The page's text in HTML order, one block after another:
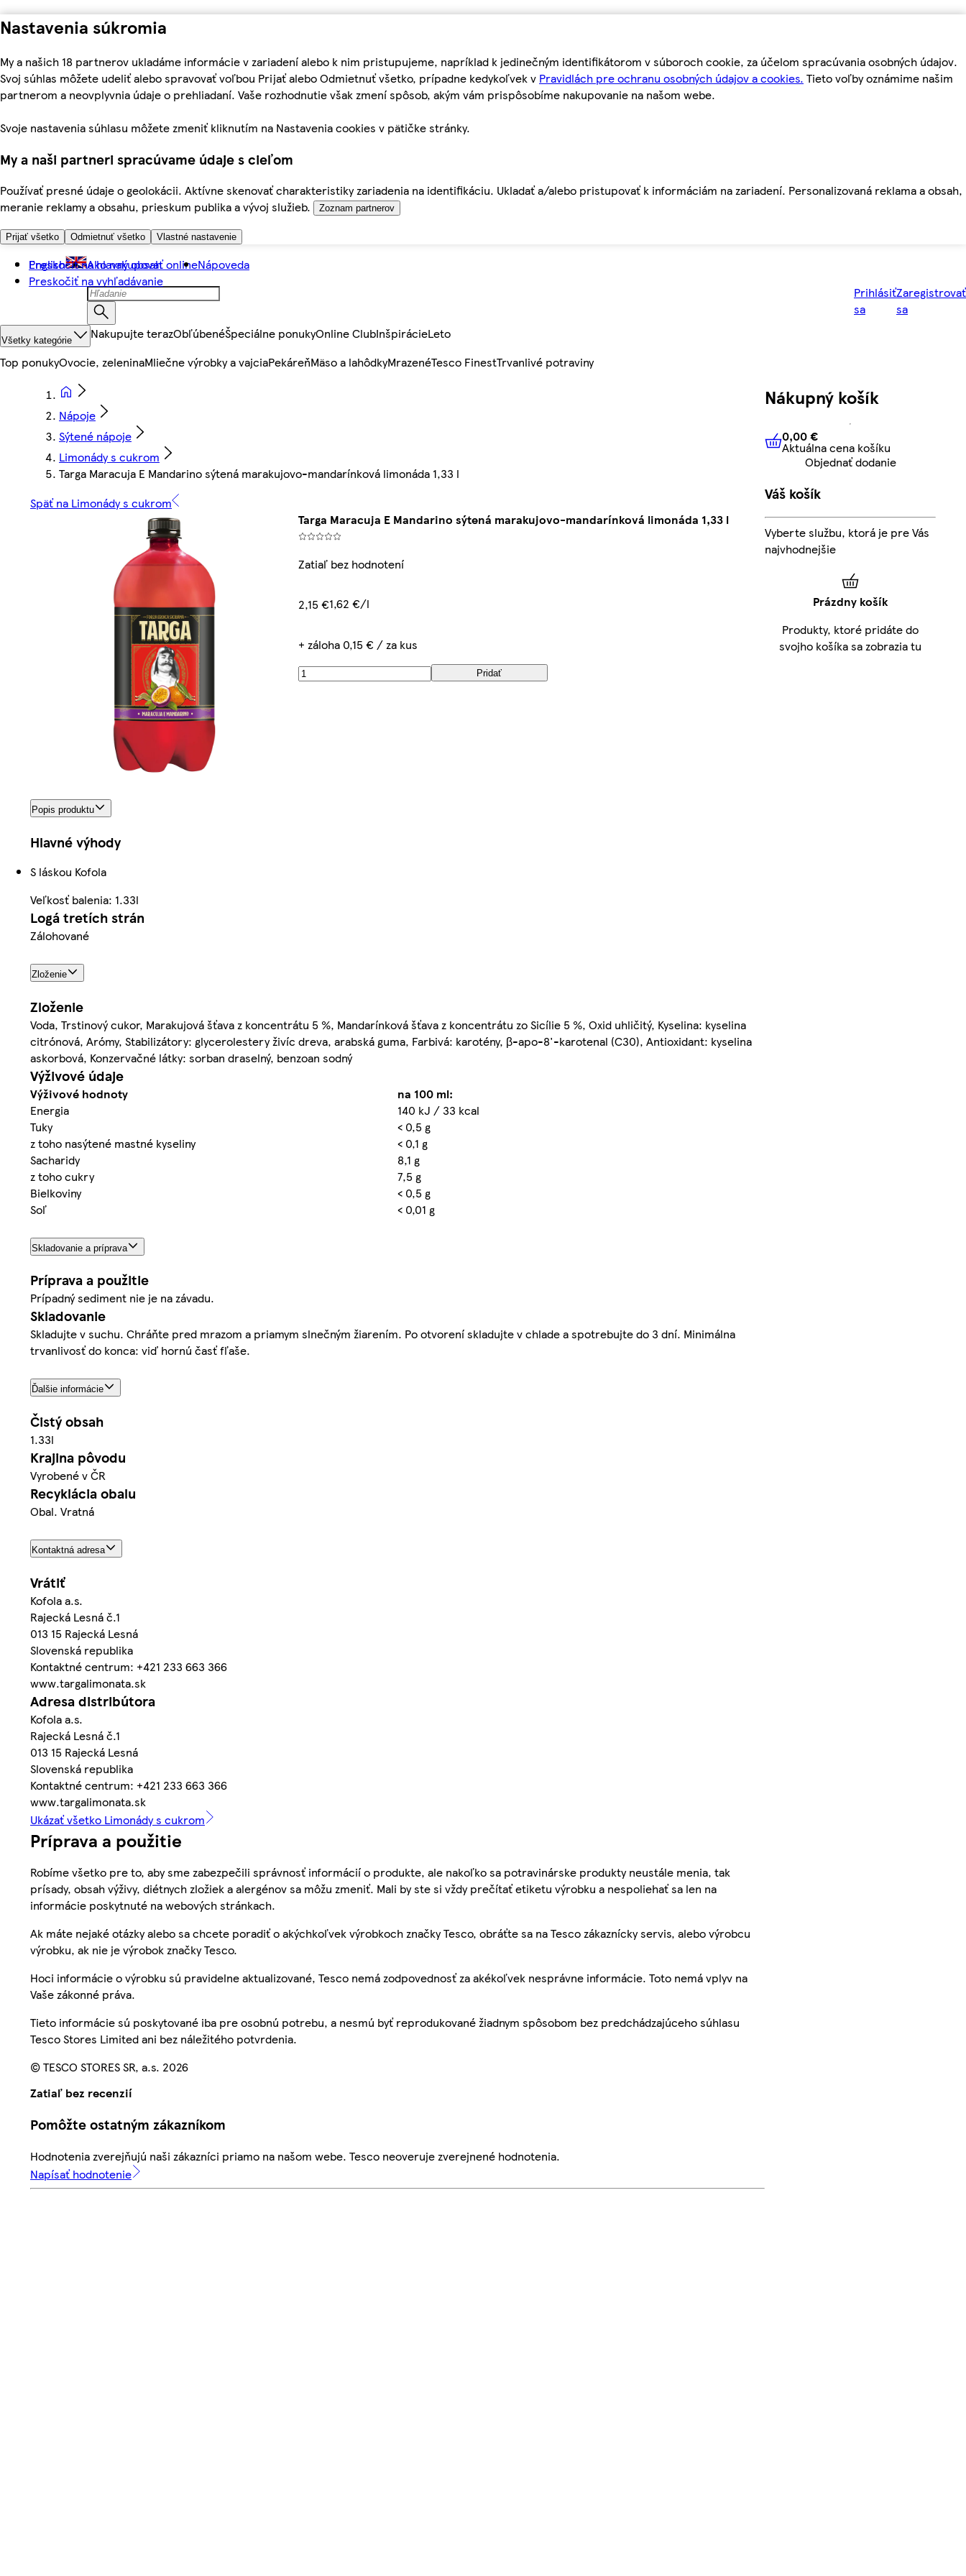
Nastavenia súkromia
My a našich 18 partnerov ukladáme informácie v zariadení alebo k nim pristupujeme, napríklad k jedinečným identifikátorom v súboroch cookie, za účelom spracúvania osobných údajov.
Svoj súhlas môžete udeliť alebo spravovať voľbou Prijať alebo Odmietnuť všetko, prípadne kedykoľvek v Pravidlách pre ochranu osobných údajov a cookies. Tieto voľby oznámime našim
partnerom a neovplyvnia údaje o prehliadaní. Vaše rozhodnutie však zmení spôsob, akým vám prispôsobíme nakupovanie na našom webe.
Svoje nastavenia súhlasu môžete zmeniť kliknutím na Nastavenia cookies v pätičke stránky.
My a naši partneri spracúvame údaje s cieľom
Používať presné údaje o geolokácii. Aktívne skenovať charakteristiky zariadenia na identifikáciu. Ukladať a/alebo pristupovať k informáciám na zariadení. Personalizovaná reklama a obsah,
meranie reklamy a obsahu, prieskum publika a vývoj služieb.
Zoznam partnerov
Prijať všetko Odmietnuť všetko Vlastné nastavenie
Preskočiť na hlavný obsah
Preskočiť na vyhľadávanie
English Ako nakupovať onlineNápoveda
Prihlásiť
sa
Zaregistrovať
sa
Všetky kategórie Nakupujte terazObľúbenéŠpeciálne ponukyOnline ClubInšpirácieLeto
Top ponukyOvocie, zeleninaMliečne výrobky a vajciaPekáreňMäso a lahôdkyMrazenéTesco FinestTrvanlivé potraviny
Nápoje
Sýtené nápoje
Limonády s cukrom
Targa Maracuja E Mandarino sýtená marakujovo-mandarínková limonáda 1,33 l
Späť na Limonády s cukrom
Targa Maracuja E Mandarino sýtená marakujovo-mandarínková limonáda 1,33 l
Zatiaľ bez hodnotení
2,15 €1,62 €/l
+ záloha 0,15 € / za kus
Pridať
Popis produktu
Hlavné výhody
S láskou Kofola
Veľkosť balenia: 1.33l
Logá tretích strán
Zálohované
Zloženie
Zloženie
Voda, Trstinový cukor, Marakujová šťava z koncentrátu 5 %, Mandarínková šťava z koncentrátu zo Sicílie 5 %, Oxid uhličitý, Kyselina: kyselina
citrónová, Arómy, Stabilizátory: glycerolestery živíc dreva, arabská guma, Farbivá: karotény, β-apo-8'-karotenal (C30), Antioxidant: kyselina
askorbová, Konzervačné látky: sorban draselný, benzoan sodný
Výživové údaje
Výživové hodnoty
na 100 ml:
Energia
140 kJ / 33 kcal
Tuky
< 0,5 g
z toho nasýtené mastné kyseliny
< 0,1 g
Sacharidy
8,1 g
z toho cukry
7,5 g
Bielkoviny
< 0,5 g
Soľ
< 0,01 g
Skladovanie a príprava
Príprava a použitie
Prípadný sediment nie je na závadu.
Skladovanie
Skladujte v suchu. Chráňte pred mrazom a priamym slnečným žiarením. Po otvorení skladujte v chlade a spotrebujte do 3 dní. Minimálna
trvanlivosť do konca: viď hornú časť fľaše.
Ďalšie informácie
Čistý obsah
1.33l
Krajina pôvodu
Vyrobené v ČR
Recyklácia obalu
Obal. Vratná
Kontaktná adresa
Vrátiť
Kofola a.s.
Rajecká Lesná č.1
013 15 Rajecká Lesná
Slovenská republika
Kontaktné centrum: +421 233 663 366
www.targalimonata.sk
Adresa distribútora
Kofola a.s.
Rajecká Lesná č.1
013 15 Rajecká Lesná
Slovenská republika
Kontaktné centrum: +421 233 663 366
www.targalimonata.sk
Ukázať všetko Limonády s cukrom
Príprava a použitie
Robíme všetko pre to, aby sme zabezpečili správnosť informácií o produkte, ale nakoľko sa potravinárske produkty neustále menia, tak
prísady, obsah výživy, diétnych zložiek a alergénov sa môžu zmeniť. Mali by ste si vždy prečítať etiketu výrobku a nespoliehať sa len na
informácie poskytnuté na webových stránkach.
Ak máte nejaké otázky alebo sa chcete poradiť o akýchkoľvek výrobkoch značky Tesco, obráťte sa na Tesco zákaznícky servis, alebo výrobcu
výrobku, ak nie je výrobok značky Tesco.
Hoci informácie o výrobku sú pravidelne aktualizované, Tesco nemá zodpovednosť za akékoľvek nesprávne informácie. Toto nemá vplyv na
Vaše zákonné práva.
Tieto informácie sú poskytované iba pre osobnú potrebu, a nesmú byť reprodukované žiadnym spôsobom bez predchádzajúceho súhlasu
Tesco Stores Limited ani bez náležitého potvrdenia.
© TESCO STORES SR, a.s. 2026
Zatiaľ bez recenzií
Pomôžte ostatným zákazníkom
Hodnotenia zverejňujú naši zákazníci priamo na našom webe. Tesco neoveruje zverejnené hodnotenia.
Napísať hodnotenie
Nákupný košík
0,00 € Aktuálna cena košíku
0,00 €
Aktuálna cena košíku
Objednať dodanie
Váš košík
Vyberte službu, ktorá je pre Vás
najvhodnejšie
Prázdny košík
Produkty, ktoré pridáte do
svojho košíka sa zobrazia tu